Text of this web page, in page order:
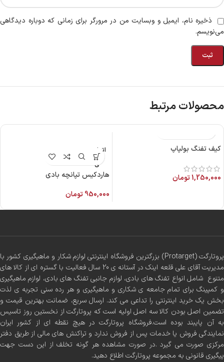
ذخیره نام، ایمیل و وبسایت من در مرورگر برای زمانی که دوباره دیدگاهی
می‌نویسم.
محصولات مرتبط
کیف تفنگ بولپاپ
1,250,000تومان
اتمام م
وجود
ی
هاردکیس تپانچه بادی
950,000تومان
پروتارگت (Protarget) بزرگترین فروشگاه اینترنتی لوازم شکار و ماهیگیری کشور با
مدیریت آقای علی قلعه اینک در آستانه ی 20 سال فعالیت با گستره ای از کالا های
متنوع شامل انواع تفنگ های بادی، لوازم جانبی تفنگ های بادی، لوازم ماهیگیری
و کمپینگ برای تمام جامعه ی شکاری و ماهیگیری و هر رده سنی تجربه ی لذت
بخش یک خرید اینترنتی را تداعی می کند. ارسال سریع، ضمانت بهترین قیمت و
تضمین اصل بودن کالا سه اصل اولیه است که پروتارگت از نخستین روز تاسیس
به آن پایبند بوده است.فروشگاه پروتارگت در هیچ نقطه ای از کشور ایران
نمایندگی فروش یا خدمات پس از فروش ندارد و تراکنش های مالی از طریق دفتر
مرکزی صورت می گیرد .در صورت مشاهده هر گونه تخلف از این دست جهت
پیگیری قانونی به مجموعه پروتارگت اطلاع دهید.